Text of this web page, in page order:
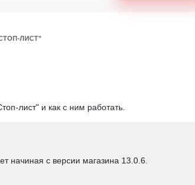
ЛИСТ"
лист" и как с ним работать.
начиная с версии магазина 13.0.6.